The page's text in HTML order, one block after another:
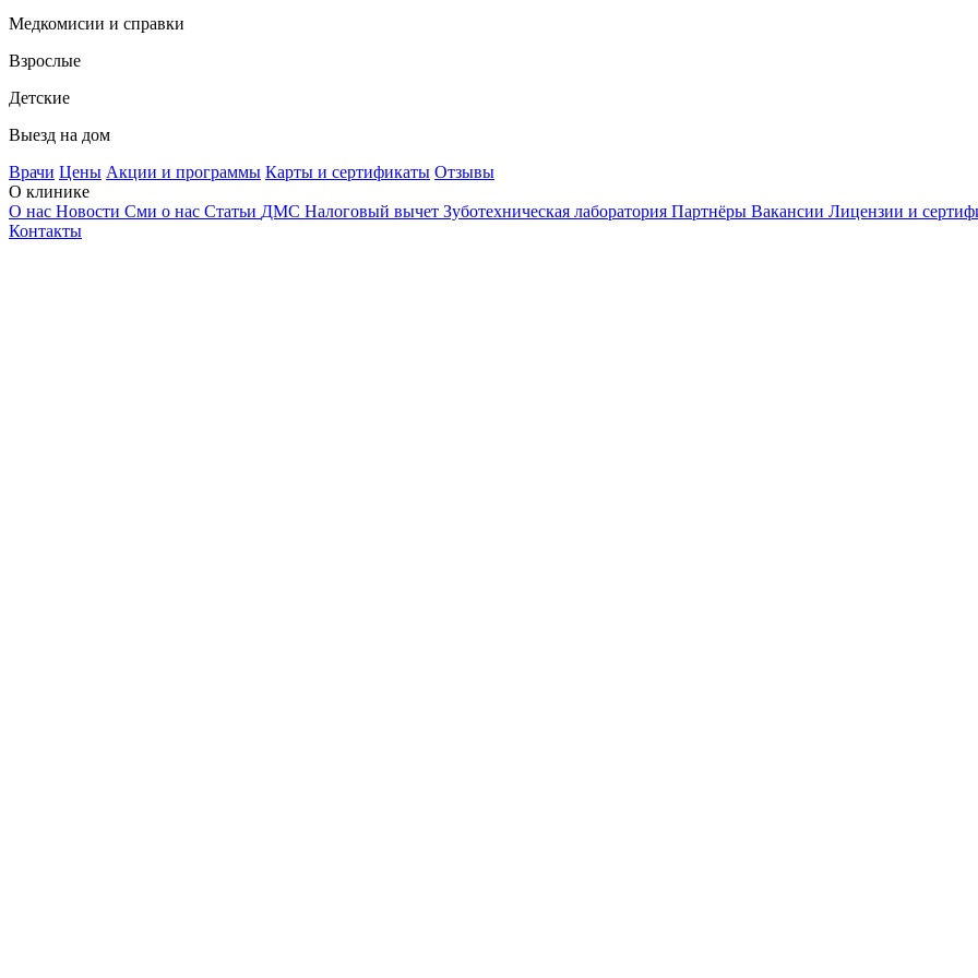
Медкомисии и справки
Взрослые
Детские
Выезд на дом
Врачи Цены Акции и программы Карты и сертификаты Отзывы
О клинике
О нас Новости Сми о нас Статьи ДМС Налоговый вычет Зуботехническая лаборатория Партнёры Вакансии Лицензии и
Контакты